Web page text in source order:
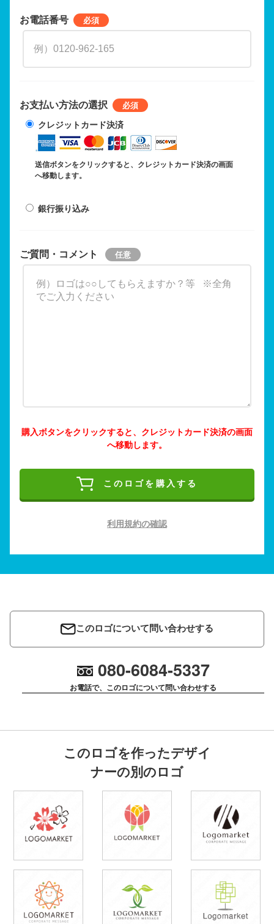
お電話番号
お支払い方法の選択
クレジットカード決済
送信ボタンをクリックすると、クレジットカード決済の画面
へ移動します。
銀行振り込み
ご質問・コメント
購入ボタンをクリックすると、クレジットカード決済の画面
へ移動します。
このロゴを購入する
利用規約の確認
このロゴについて問い合わせする
080-6084-5337
お電話で、このロゴについて問い合わせする
このロゴを作ったデザイ
ナーの別のロゴ